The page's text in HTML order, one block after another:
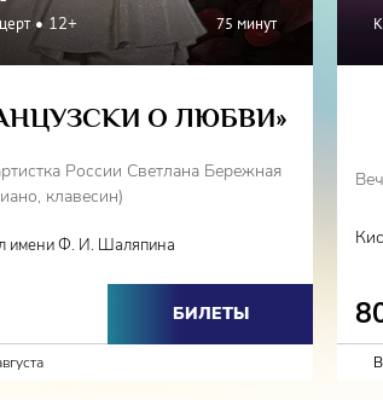
12+ 75 минут
О ЛЮБВИ»
России Светлана Бережная
клавесин)
имени Ф. И. Шаляпина
БИЛЕТЫ